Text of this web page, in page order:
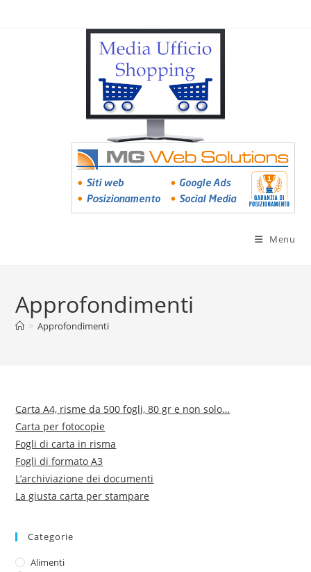
Menu
Approfondimenti
> Approfondimenti
Carta A4, risme da 500 fogli, 80 gr e non solo…
Carta per fotocopie
Fogli di carta in risma
Fogli di formato A3
L’archiviazione dei documenti
La giusta carta per stampare
Categorie
Alimenti